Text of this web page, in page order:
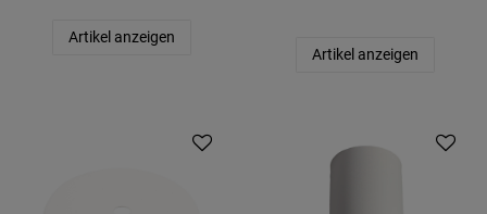
Artikel anzeigen
Artikel anzeigen